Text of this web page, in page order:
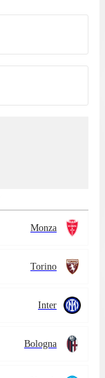
Monza
Torino
Inter
Bologna